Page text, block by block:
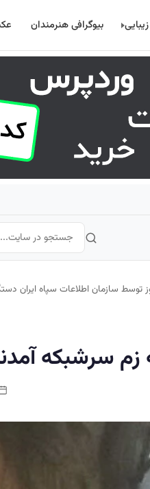
زیبایی بیوگرافی هنرمندان
توسط سازمان اطلاعات سپاه ایران
زم سرشبکه